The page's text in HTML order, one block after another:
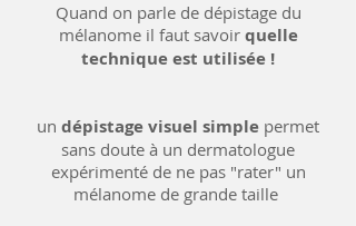
Quand on parle de dépistage du
mélanome il faut savoir quelle
technique est utilisée !
un dépistage visuel simple permet
sans doute à un dermatologue
expérimenté de ne pas "rater" un
mélanome de grande taille